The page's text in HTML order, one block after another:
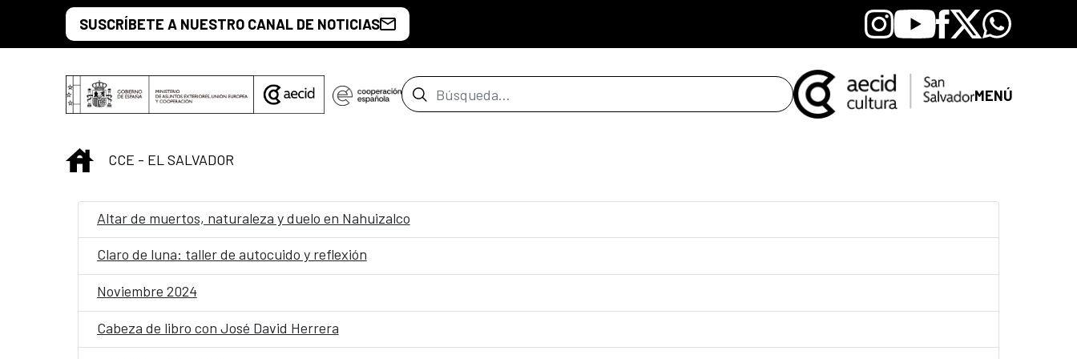
Saltar al contenido principal
SUSCRÍBETE A NUESTRO CANAL DE NOTICIAS Instagram
YoutubeFacebook
X Whatsapp
Barra de búsqueda MENÚ
INICIO
CCE - EL SALVADOR
Altar de muertos, naturaleza y duelo en Nahuizalco
Claro de luna: taller de autocuido y reflexión
Noviembre 2024
Cabeza de libro con José David Herrera